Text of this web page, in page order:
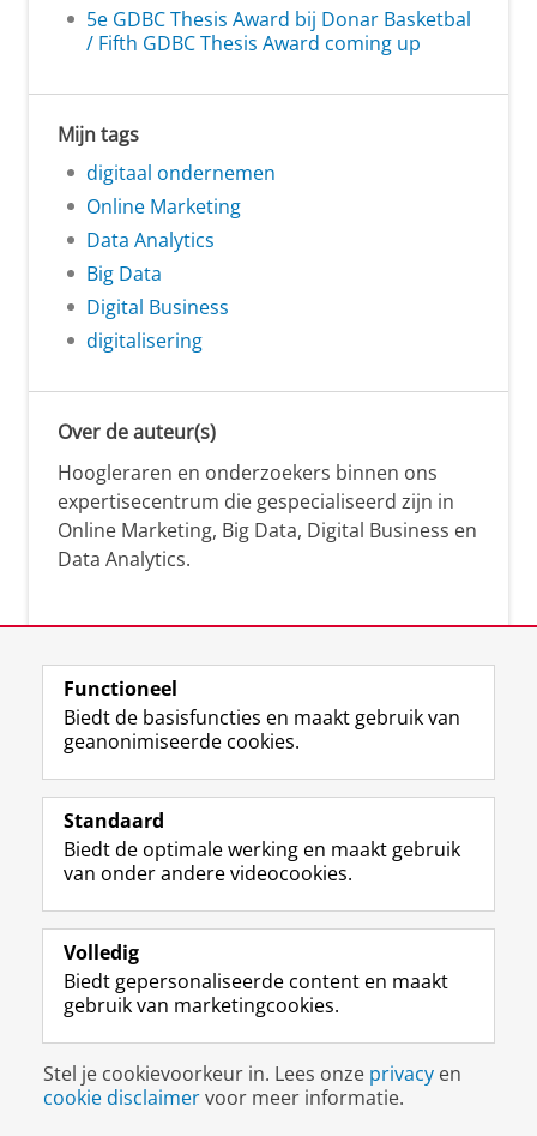
5e GDBC Thesis Award bij Donar Basketbal
/ Fifth GDBC Thesis Award coming up
Mijn tags
digitaal ondernemen
Online Marketing
Data Analytics
Big Data
Digital Business
digitalisering
Over de auteur(s)
Hoogleraren en onderzoekers binnen ons
expertisecentrum die gespecialiseerd zijn in
Online Marketing, Big Data, Digital Business en
Data Analytics.
Over deze blog
Via deze blog vertalen onze experts hun
actuele wetenschappelijke kennis naar
i
d
I
Disclaimer & Copyright
Inloggen
Functioneel
Biedt de basisfuncties en maakt gebruik van
geanonimiseerde cookies.
Standaard
Biedt de optimale werking en maakt gebruik
van onder andere videocookies.
Volledig
Biedt gepersonaliseerde content en maakt
gebruik van marketingcookies.
Stel je cookievoorkeur in. Lees onze privacy en
cookie disclaimervoor meer informatie.